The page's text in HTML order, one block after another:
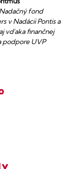
fond
v Nadácii Pontis a
vďaka finančnej
podpore UVP